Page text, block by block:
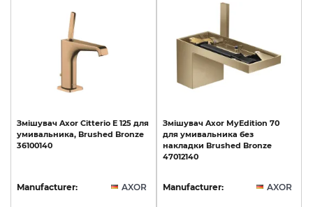
Змішувач Axor Citterio E 125 для
умивальника, Brushed Bronze
36100140
Manufacturer: AXOR
Змішувач Axor MyEdition 70
для умивальника без
накладки Brushed Bronze
47012140
Manufacturer: AXOR